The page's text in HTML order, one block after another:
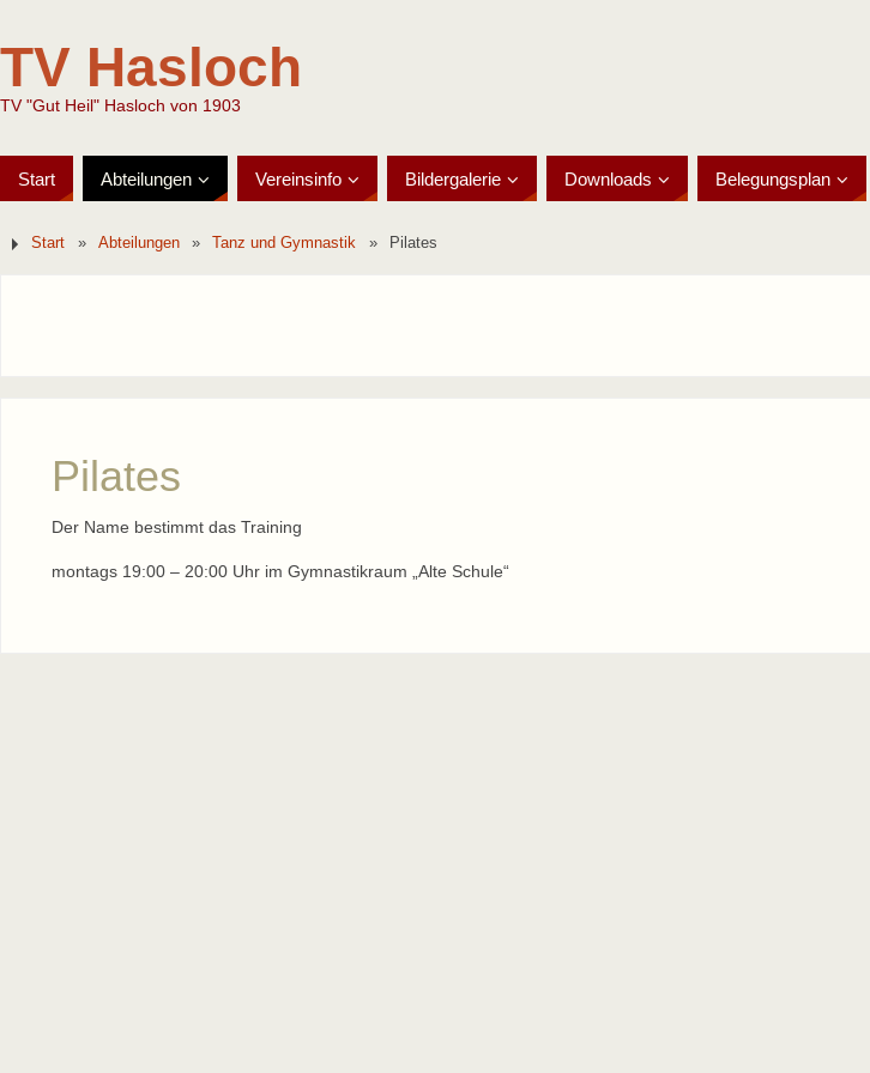
TV Hasloch
TV "Gut Heil" Hasloch von 1903
Start Abteilungen Vereinsinfo Bildergalerie Downloads Belegungsplan
Start » Abteilungen » Tanz und Gymnastik » Pilates
Pilates
Der Name bestimmt das Training
montags 19:00 – 20:00 Uhr im Gymnastikraum „Alte Schule“